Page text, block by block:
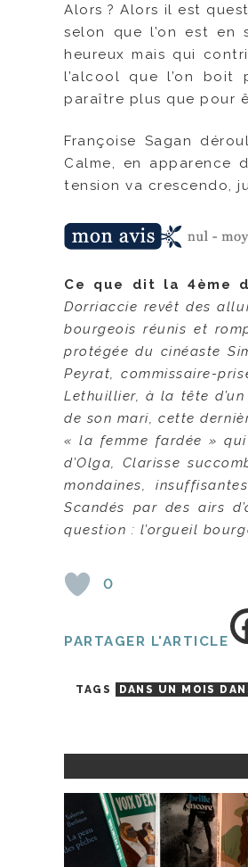
Alors ? Alors il est
selon que l’on est en
heureux mais qui
l’alcool que l’on boit
paraître plus que pour
Françoise Sagan
Calme, en
tension va crescendo,
Ce que dit la 4ème
Dorriaccie revêt des
bourgeois réunis et
protégée du cinéaste
Peyrat, commissaire-
Lethuillier, à la tête
de son mari, cette
« la femme fardée » qui
d’Olga, Clarisse
mondaines,
Scandés par des airs
question : l’orgueil
0
PARTAGER L'ARTICLE
TAGS DANS UN MOIS